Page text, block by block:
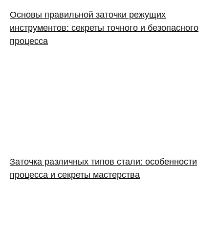
Основы правильной заточки режущих
инструментов: секреты точного и безопасного
процесса
Заточка различных типов стали: особенности
процесса и секреты мастерства